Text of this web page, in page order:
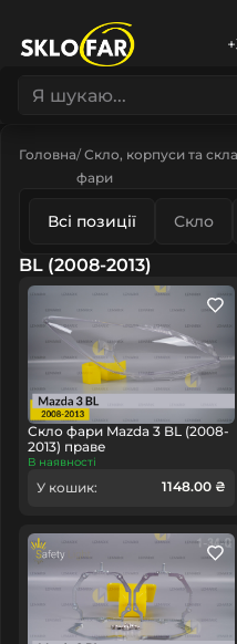
Головна Скло, корпуси та
фари
Всі позиції Скло
BL (2008-2013)
Скло фари Mazda 3 BL (2008-
2013) праве
В наявності
У кошик: 1148.00 ₴